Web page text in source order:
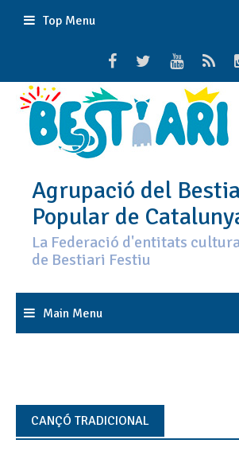
Top Menu
Agrupació del
Popular de
La Federació d'entitats
de Bestiari Festiu
Main Menu
CANÇÓ TRADICIONAL